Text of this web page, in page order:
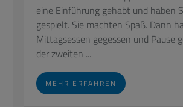
eine Einführung gehabt und haben
gespielt. Sie machten Spaß. Dann
Mittagsessen gegessen und Pause
der zweiten ...
MEHR ERFAHREN